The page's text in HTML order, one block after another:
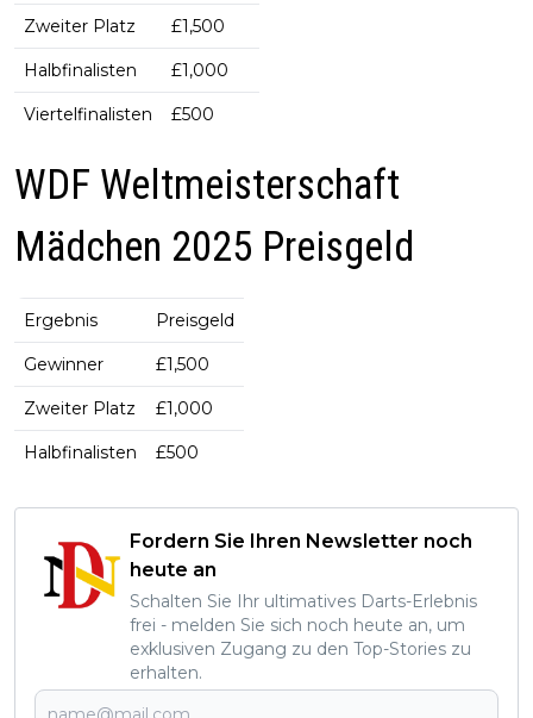
Zweiter Platz £1,500
Halbfinalisten £1,000
Viertelfinalisten £500
WDF Weltmeisterschaft
Mädchen 2025 Preisgeld
Ergebnis Preisgeld
Gewinner £1,500
Zweiter Platz £1,000
Halbfinalisten £500
Fordern Sie Ihren Newsletter noch
heute an
Schalten Sie Ihr ultimatives Darts-Erlebnis
frei - melden Sie sich noch heute an, um
exklusiven Zugang zu den Top-Stories zu
erhalten.